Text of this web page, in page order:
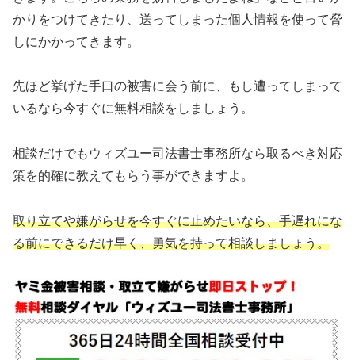
かりをつけてきたり、送ってしまった個人情報を使って脅
しにかかってきます。
先ほど挙げた手口の被害に会う前に、もし遭ってしまって
いるなら今すぐに無料相談をしましょう。
相談だけでもウィズユー司法書士事務所なら取るべき対応
策を的確に教えてもらう事ができますよ。
取り立てや嫌がらせを今すぐに止めたいなら、手遅れにな
る前にできるだけ早く、勇気を持って相談しましょう。